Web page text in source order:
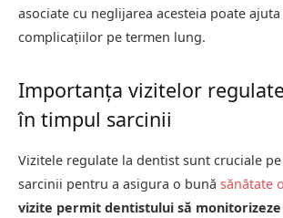
asociate cu neglijarea acesteia poate
complicațiilor pe termen lung.
Importanța vizitelor
în timpul sarcinii
Vizitele regulate la dentist sunt cruciale
sarcinii pentru a asigura o bună sănătate
vizite permit dentistului să